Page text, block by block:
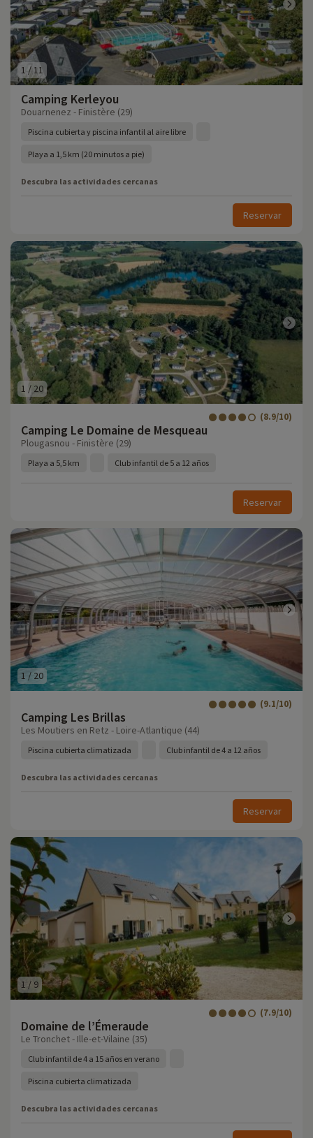
1 / 11
Camping Kerleyou
Douarnenez - Finistère (29)
Piscina cubierta y piscina infantil al aire libre
Playa a 1,5 km (20 minutos a pie)
Descubra las actividades cercanas
Reservar
1 / 20
Camping Le Domaine de Mesqueau
(8.9/10)
Plougasnou - Finistère (29)
Playa a 5,5 km Club infantil de 5 a 12 años
Reservar
1 / 20
Camping Les Brillas
(9.1/10)
Les Moutiers en Retz - Loire-Atlantique (44)
Piscina cubierta climatizada Club infantil de 4 a 12 años
Descubra las actividades cercanas
Reservar
1 / 9
Domaine de l’Émeraude
(7.9/10)
Le Tronchet - Ille-et-Vilaine (35)
Club infantil de 4 a 15 años en verano
Piscina cubierta climatizada
Descubra las actividades cercanas